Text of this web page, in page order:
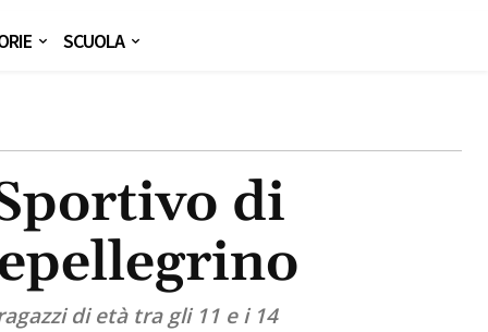
SCUOLA
di
di età tra gli 11 e i 14